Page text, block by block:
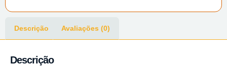
Descrição Avaliações (0)
Descrição